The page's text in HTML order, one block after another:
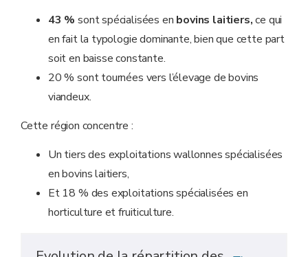
43 % sont spécialisées en bovins laitiers,ce qui
en fait la typologie dominante, bien que cette part
soit en baisse constante.
20 % sont tournées vers l’élevage de bovins
viandeux.
Cette région concentre :
Un tiers des exploitations wallonnes spécialisées
en bovins laitiers,
Et 18 % des exploitations spécialisées en
horticulture et fruiticulture.